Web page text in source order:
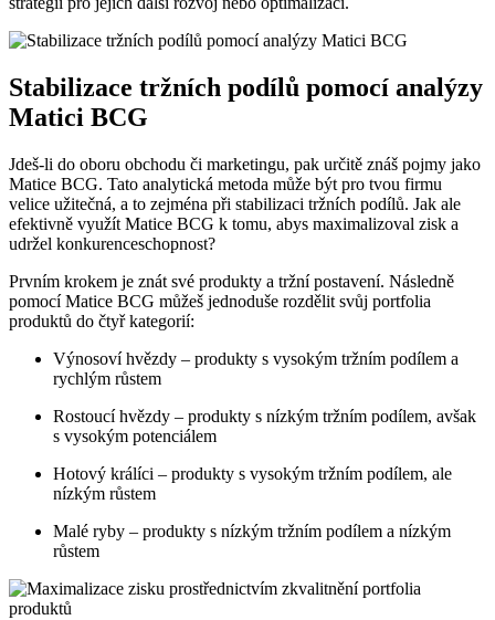
Stabilizace tržních podílů pomocí analýzy
Matici BCG
Jdeš-li do oboru obchodu či marketingu, pak určitě znáš pojmy jako
Matice BCG. Tato analytická metoda může být pro tvou firmu
velice užitečná, a to zejména při stabilizaci tržních podílů. Jak ale
efektivně využít Matice BCG k tomu, abys maximalizoval zisk a
udržel konkurenceschopnost?
Prvním krokem je znát své produkty a tržní postavení. Následně
pomocí Matice BCG můžeš jednoduše rozdělit svůj portfolia
produktů do čtyř kategorií:
Výnosoví hvězdy – produkty s vysokým tržním podílem a
rychlým růstem
Rostoucí hvězdy – produkty s nízkým tržním podílem, avšak
s vysokým potenciálem
Hotový králíci – produkty s vysokým tržním podílem, ale
nízkým růstem
Malé ryby – produkty s nízkým tržním podílem a nízkým
růstem